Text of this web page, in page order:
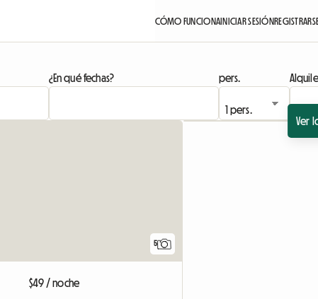
CÓMO FUNCIONAINICIAR SESIÓN
¿En qué fechas? pers.
Ver
5
$49 / noche